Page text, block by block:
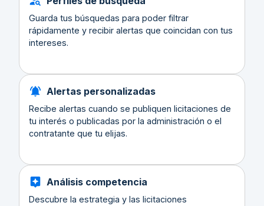
Guarda tus búsquedas para poder filtrar
rápidamente y recibir alertas que coincidan con tus
intereses.
Alertas personalizadas
Recibe alertas cuando se publiquen licitaciones de
tu interés o publicadas por la administración o el
contratante que tu elijas.
Análisis competencia
Descubre la estrategia y las licitaciones